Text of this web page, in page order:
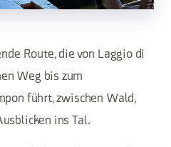
Route, die von Laggio di
Weg bis zum
führt, zwischen Wald,
ins Tal.